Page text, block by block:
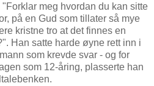
meg hvordan du kan sitte
på en Gud som tillater så mye
kristne tro at det finnes en
Han satte harde øyne rett inn i
som krevde svar - og for
som 12-åring, plasserte han